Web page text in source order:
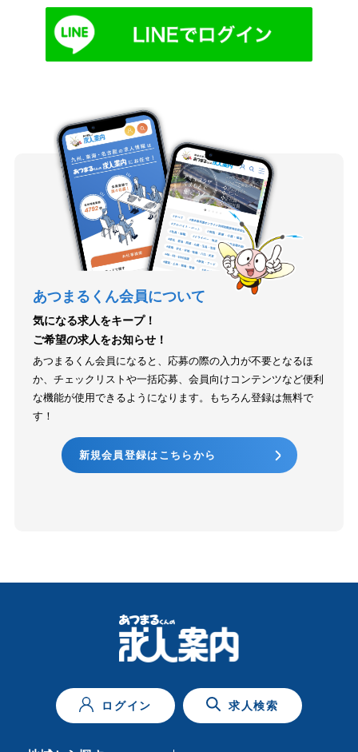
あつまるくん会員について
気になる求人をキープ！
ご希望の求人をお知らせ！
あつまるくん会員になると、応募の際の入力が不要となるほ
か、チェックリストや一括応募、会員向けコンテンツなど便利
な機能が使用できるようになります。もちろん登録は無料で
す！
新規会員登録はこちらから
ログイン 求人検索